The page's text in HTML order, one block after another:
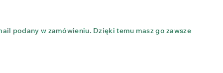
podany w zamówieniu. Dzięki temu masz go zawsze